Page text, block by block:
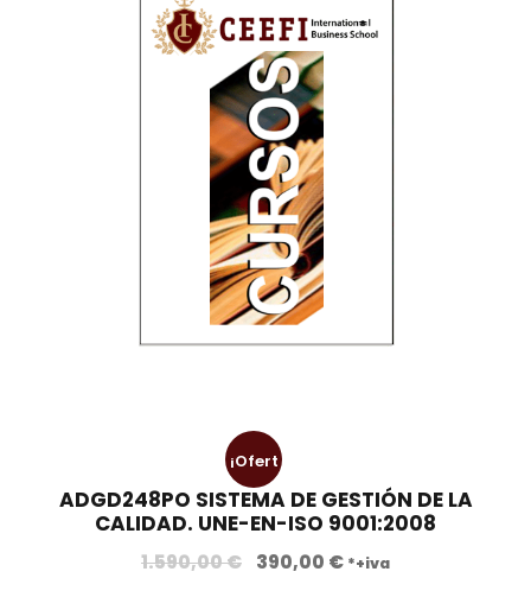
¡Ofert
a!
ADGD248PO SISTEMA DE GESTIÓN DE LA
CALIDAD. UNE-EN-ISO 9001:2008
1.590,00€
E
390,00 €E*+iva